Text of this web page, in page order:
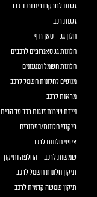
זגגות לטרקטורים ורכב כבד
זגגות רכב
חלון גג – סאן רוף
חלונות גג סאנרופים לרכבים
חלונות חשמל ומנגנונים
מנועים לחלונות חשמל לרכב
מראות לרכב
ניידת שירות זגגות רכב עד הבית
פיקודי חלונות/כפתורים
ציפוי חלונות לרכב
שמשות לרכב – החלפה ותיקון
תיקון חלונות חשמל לרכב
תיקון שמשה קדמית לרכב